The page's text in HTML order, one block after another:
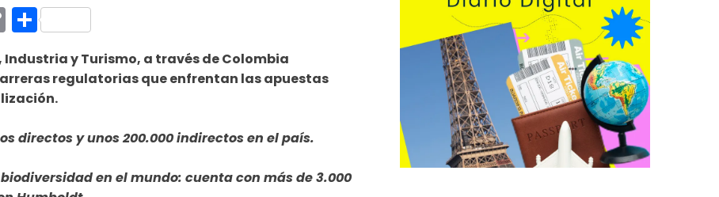
Copy
Link
Compartir
y Turismo, a través de Colombia
regulatorias que enfrentan las apuestas
directos y unos 200.000 indirectos en el país.
en el mundo: cuenta con más de 3.000